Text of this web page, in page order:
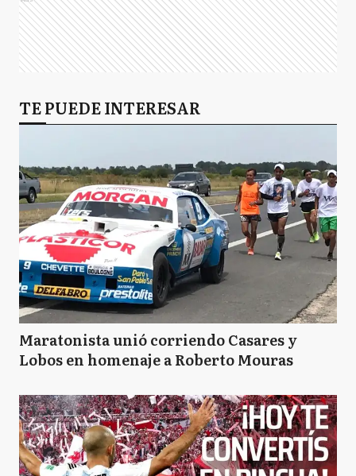
TE PUEDE INTERESAR
Maratonista unió corriendo Casares y
Lobos en homenaje a Roberto Mouras